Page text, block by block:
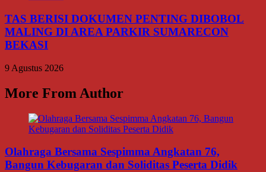
TAS BERISI DOKUMEN PENTING DIBOBOL
MALING DI AREA PARKIR SUMARECON
BEKASI
9 Agustus 2026
More From Author
Olahraga Bersama Sespimma Angkatan 76,
Bangun Kebugaran dan Soliditas Peserta Didik